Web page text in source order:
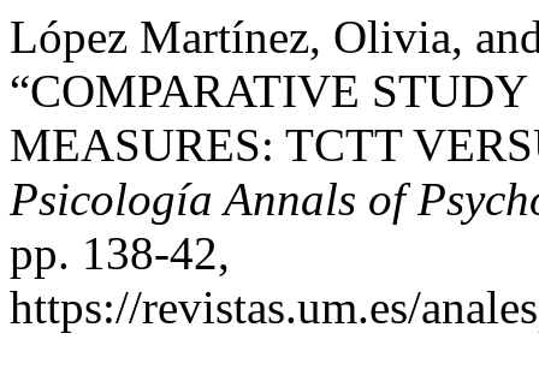
López Martínez, Olivia,
“COMPARATIVE
MEASURES: TCTT
Psicología Annals of
pp. 138-42,
https://revistas.um.es/